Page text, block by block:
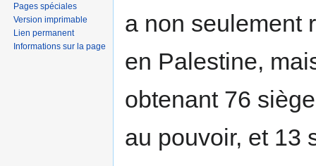
a non seulement
en Palestine,
obtenant 76
au pouvoir, et 13
Pages spéciales
Version imprimable
Lien permanent
Informations sur la page